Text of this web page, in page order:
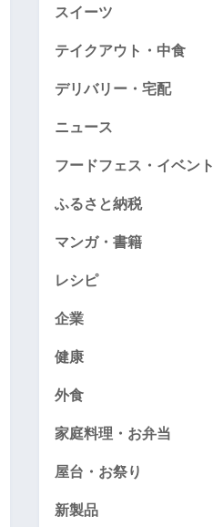
スイーツ
テイクアウト・中食
デリバリー・宅配
ニュース
フードフェス・イベント
ふるさと納税
マンガ・書籍
レシピ
企業
健康
外食
家庭料理・お弁当
屋台・お祭り
新製品